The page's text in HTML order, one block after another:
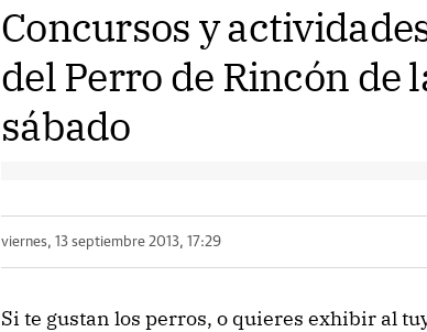
Concursos y
del Perro de Rincón de
sábado
viernes, 13 septiembre 2013, 17:29
Si te gustan los perros, o quieres exhibir al